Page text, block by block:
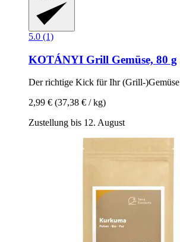
5.0 (1)
KOTÁNYI Grill Gemüse, 80 g
Der richtige Kick für Ihr (Grill-​)Gemüse
2,99 € (37,38 € / kg)
Zustellung bis 12. August